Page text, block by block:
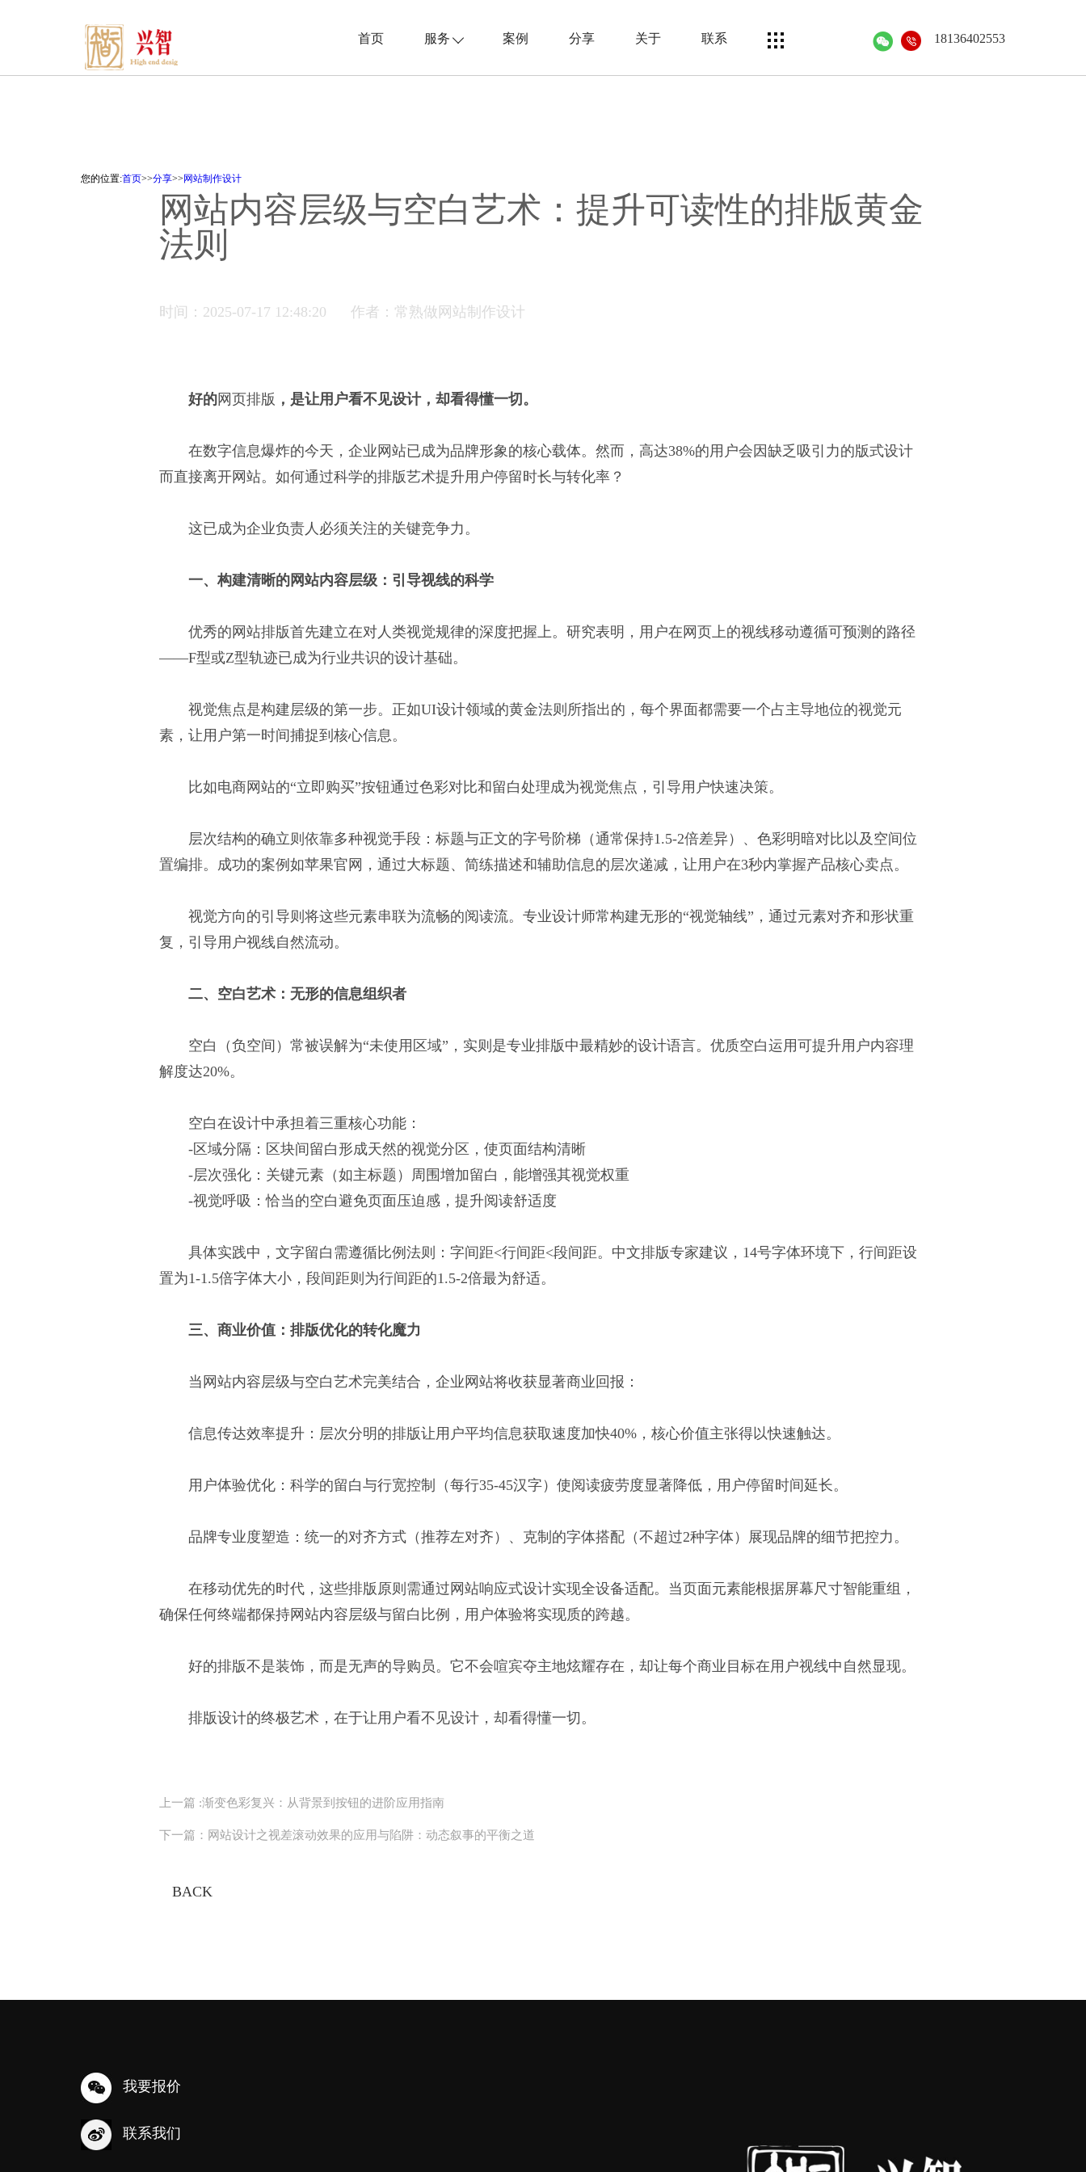
首页 服务 案例 分享 关于 联系 18136402553
您的位置:首页>>分享>> 网站制作设计
网站内容层级与空白艺术：提升可读性的排版黄金
法则
时间：2025-07-17 12:48:20 作者：常熟做网站制作设计
好的网页排版 ，是让用户看不见设计，却看得懂一切。
在数字信息爆炸的今天，企业网站已成为品牌形象的核心载体。然而，高达38%的用户会因缺乏吸引力的版式设计
而直接离开网站。如何通过科学的排版艺术提升用户停留时长与转化率？
这已成为企业负责人必须关注的关键竞争力。
一、构建清晰的网站内容层级：引导视线的科学
优秀的网站排版首先建立在对人类视觉规律的深度把握上。研究表明，用户在网页上的视线移动遵循可预测的路径
——F型或Z型轨迹已成为行业共识的设计基础。
视觉焦点是构建层级的第一步。正如UI设计领域的黄金法则所指出的，每个界面都需要一个占主导地位的视觉元
素，让用户第一时间捕捉到核心信息。
比如电商网站的“立即购买”按钮通过色彩对比和留白处理成为视觉焦点，引导用户快速决策。
层次结构的确立则依靠多种视觉手段：标题与正文的字号阶梯（通常保持1.5-2倍差异）、色彩明暗对比以及空间位
置编排。成功的案例如苹果官网，通过大标题、简练描述和辅助信息的层次递减，让用户在3秒内掌握产品核心卖点。
视觉方向的引导则将这些元素串联为流畅的阅读流。专业设计师常构建无形的“视觉轴线”，通过元素对齐和形状重
复，引导用户视线自然流动。
二、空白艺术：无形的信息组织者
空白（负空间）常被误解为“未使用区域”，实则是专业排版中最精妙的设计语言。优质空白运用可提升用户内容理
解度达20%。
空白在设计中承担着三重核心功能：
-区域分隔：区块间留白形成天然的视觉分区，使页面结构清晰
-层次强化：关键元素（如主标题）周围增加留白，能增强其视觉权重
-视觉呼吸：恰当的空白避免页面压迫感，提升阅读舒适度
具体实践中，文字留白需遵循比例法则：字间距<行间距<段间距。中文排版专家建议，14号字体环境下，行间距设
置为1-1.5倍字体大小，段间距则为行间距的1.5-2倍最为舒适。
三、商业价值：排版优化的转化魔力
当网站内容层级与空白艺术完美结合，企业网站将收获显著商业回报：
信息传达效率提升：层次分明的排版让用户平均信息获取速度加快40%，核心价值主张得以快速触达。
用户体验优化：科学的留白与行宽控制（每行35-45汉字）使阅读疲劳度显著降低，用户停留时间延长。
品牌专业度塑造：统一的对齐方式（推荐左对齐）、克制的字体搭配（不超过2种字体）展现品牌的细节把控力。
在移动优先的时代，这些排版原则需通过网站响应式设计实现全设备适配。当页面元素能根据屏幕尺寸智能重组，
确保任何终端都保持网站内容层级与留白比例，用户体验将实现质的跨越。
好的排版不是装饰，而是无声的导购员。它不会喧宾夺主地炫耀存在，却让每个商业目标在用户视线中自然显现。
排版设计的终极艺术，在于让用户看不见设计，却看得懂一切。
上一篇 :渐变色彩复兴：从背景到按钮的进阶应用指南
下一篇： 网站设计之视差滚动效果的应用与陷阱：动态叙事的平衡之道
BACK
我要报价
联系我们